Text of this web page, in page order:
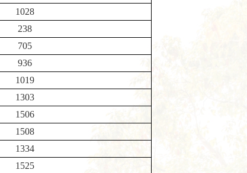
1028
238
705
936
1019
1303
1506
1508
1334
1525